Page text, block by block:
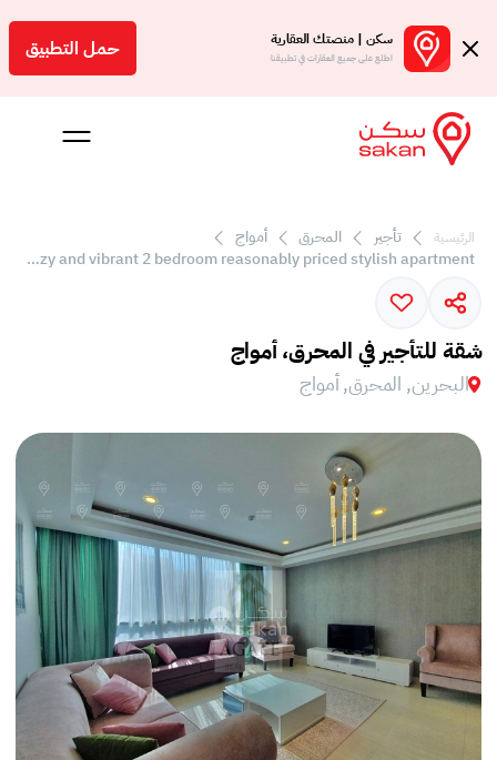
سكن | منصتك العقارية
اطلع على جميع العقارات في تطبيقنا حمل التطبيق
الرئيسية تأجير المحرق
أمواج
Cozy and vibrant 2 bedroom reasonably priced stylish apartment
شقة للتأجير في المحرق، أمواج
البحرين, المحرق, أمواج